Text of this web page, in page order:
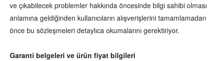
ve çıkabilecek problemler hakkında öncesinde bilgi sahibi olması
anlamına geldiğinden kullanıcıların alışverişlerini tamamlamadan
önce bu sözleşmeleri detaylıca okumalarını gerektiriyor.
Garanti belgeleri ve ürün fiyat bilgileri